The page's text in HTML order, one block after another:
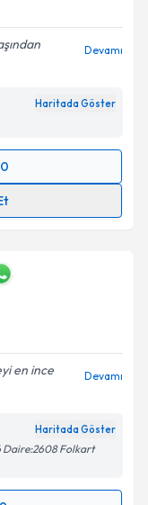
Devamı
Haritada Göster
e-posta ile
belirtilen
en ince
Devamı
Haritada Göster
Daire:2608 Folkart